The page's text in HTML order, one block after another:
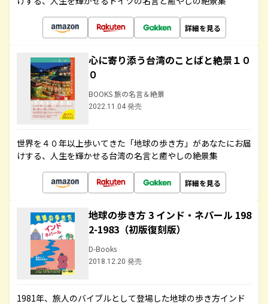
詳細を見る
心に寄り添う台湾のことばと絶景１０
０
BOOKS 旅の名言＆絶景
2022.11.04 発売
世界を４０年以上歩いてきた「地球の歩き方」があなたにお届
けする、人生を輝かせる台湾の名言と癒やしの絶景集
詳細を見る
地球の歩き方 3 インド・ネパール 198
2-1983（初版復刻版）
D-Books
2018.12.20 発売
1981年、旅人のバイブルとして登場した地球の歩き方インド